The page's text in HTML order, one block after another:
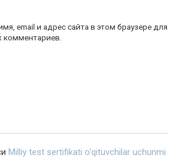
email и адрес сайта в этом браузере для
Milliy test sertifikati o‘qituvchilar uchunmi